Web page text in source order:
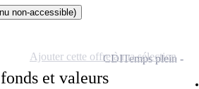
non-accessible)
et valeurs
CDITemps plein
Ajouter cette offre à ma sélection